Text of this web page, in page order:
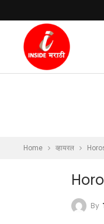
Home व्हायरल
By